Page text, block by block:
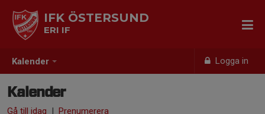
Kalender Logga in
IFK ÖSTERSUND
ERI IF
Kalender
Gå till idag | Prenumerera